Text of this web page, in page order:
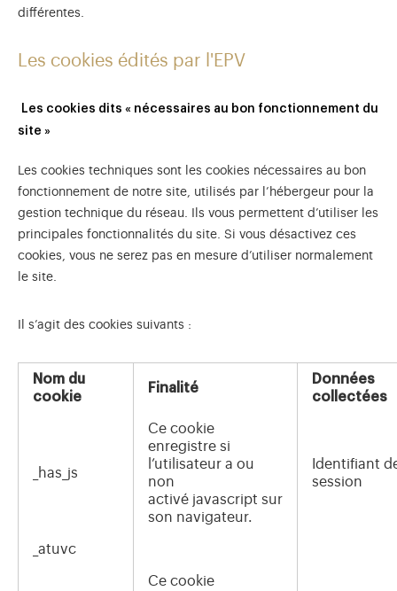
différentes.
Les cookies édités par l'EPV
Les cookies dits « nécessaires au bon fonctionnement du
site »
Les cookies techniques sont les cookies nécessaires au bon
fonctionnement de notre site, utilisés par l’hébergeur pour la
gestion technique du réseau. Ils vous permettent d’utiliser les
principales fonctionnalités du site. Si vous désactivez ces
cookies, vous ne serez pas en mesure d’utiliser normalement
le site.
Il s’agit des cookies suivants :
Nom du
cookie
Finalité
Données
collectées
_has_js
Ce cookie
enregistre si
l’utilisateur a ou
non
activé javascript sur
son navigateur.
Identifiant
session
_atuvc
Ce cookie